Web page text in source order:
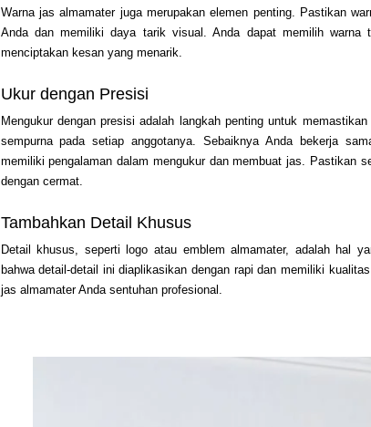
Warna jas almamater juga merupakan elemen penting. Pastikan
Anda dan memiliki daya tarik visual. Anda dapat memilih warna
menciptakan kesan yang menarik.
Ukur dengan Presisi
Mengukur dengan presisi adalah langkah penting untuk
sempurna pada setiap anggotanya. Sebaiknya Anda bekerja
memiliki pengalaman dalam mengukur dan membuat jas. Pastikan
dengan cermat.
Tambahkan Detail Khusus
Detail khusus, seperti logo atau emblem almamater, adalah hal
bahwa detail-detail ini diaplikasikan dengan rapi dan memiliki
jas almamater Anda sentuhan profesional.